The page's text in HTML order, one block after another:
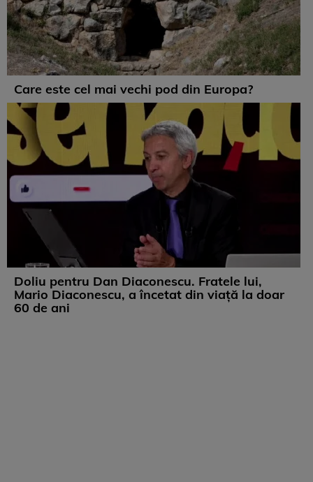
Care este cel mai vechi pod din Europa?
Doliu pentru Dan Diaconescu. Fratele lui,
Mario Diaconescu, a încetat din viață la doar
60 de ani